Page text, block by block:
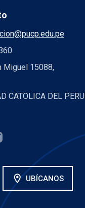
Miguel 15088,
CATOLICA DEL PERU
location_on UBÍCANOS